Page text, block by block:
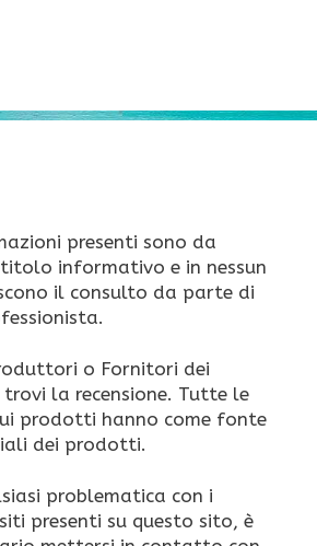
presenti sono da
informativo e in nessun
il consulto da parte di
o Fornitori dei
la recensione. Tutte le
prodotti hanno come fonte
dei prodotti.
problematica con i
presenti su questo sito, è